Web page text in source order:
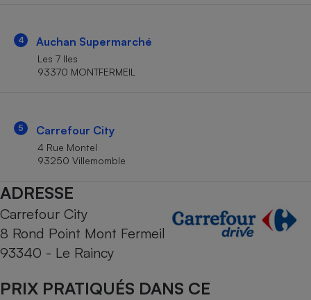
4 Auchan Supermarché
Les 7 Iles
93370 MONTFERMEIL
5 Carrefour City
4 Rue Montel
93250 Villemomble
ADRESSE
Carrefour City
8 Rond Point Mont Fermeil
93340 - Le Raincy
PRIX PRATIQUÉS DANS CE
Cafetière à expressos